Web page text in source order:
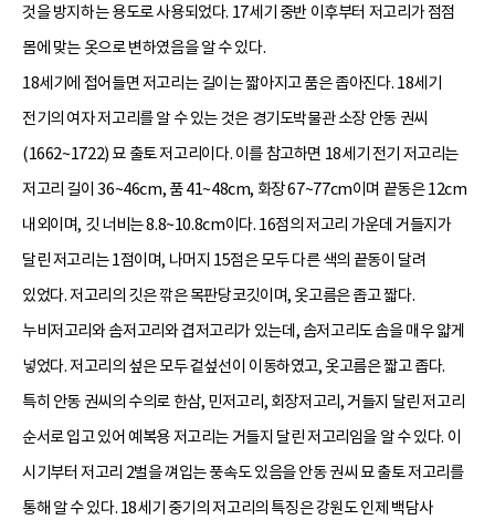
것을 방지하는 용도로 사용되었다. 17세기 중반 이후부터 저고리가 점점
몸에 맞는 옷으로 변하였음을 알 수 있다.
18세기에 접어들면 저고리는 길이는 짧아지고 품은 좁아진다. 18세기
전기의 여자 저고리를 알 수 있는 것은 경기도박물관 소장 안동 권씨
(1662~1722) 묘 출토 저고리이다. 이를 참고하면 18세기 전기 저고리는
저고리 길이 36~46cm, 품 41~48cm, 화장 67~77cm이며 끝동은 12cm
내외이며, 깃 너비는 8.8~10.8cm이다. 16점의 저고리 가운데 거들지가
달린 저고리는 1점이며, 나머지 15점은 모두 다른 색의 끝동이 달려
있었다. 저고리의 깃은 깎은 목판당코깃이며, 옷고름은 좁고 짧다.
누비저고리와 솜저고리와 겹저고리가 있는데, 솜저고리도 솜을 매우 얇게
넣었다. 저고리의 섶은 모두 겉섶선이 이동하였고, 옷고름은 짧고 좁다.
특히 안동 권씨의 수의로 한삼, 민저고리, 회장저고리, 거들지 달린 저고리
순서로 입고 있어 예복용 저고리는 거들지 달린 저고리임을 알 수 있다. 이
시기부터 저고리 2벌을 껴입는 풍속도 있음을 안동 권씨 묘 출토 저고리를
통해 알 수 있다. 18세기 중기의 저고리의 특징은 강원도 인제 백담사